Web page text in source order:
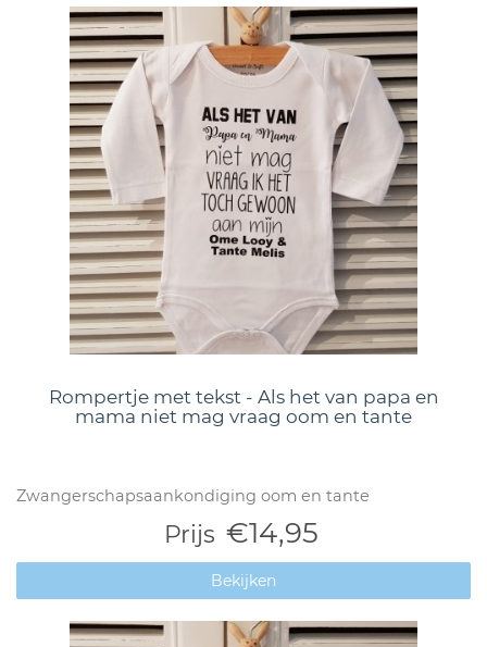
Rompertje met tekst - Als het van papa en
mama niet mag vraag oom en tante
Zwangerschapsaankondiging oom en tante
Prijs €14,95
Bekijken